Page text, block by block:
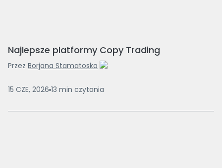
Najlepsze platformy Copy Trading
Przez Borjana Stamatoska
15 CZE, 2026 13 min czytania